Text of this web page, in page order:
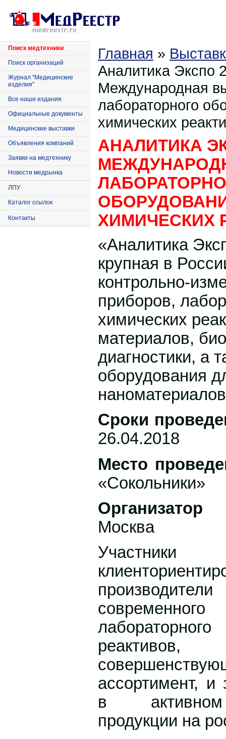
Поиск медтехники
Поиск организаций
Журнал "Медицинские
изделия"
Все наши издания
Официальные документы
Медицинские выставки
Объявления компаний
Заявки на медтехнику
Новости медрынка
ЛПУ
Каталог ссылок
Контакты
Главная »
Аналитика Экспо
Международная
лабораторного
химических
АНАЛИТИКА
ХИМИЧЕСКИХ
«Аналитика
крупная в
контрольно-
приборов,
химических
материалов,
диагностики, а
оборудования
Сроки
26.04.2018
Место
«Сокольники»
Организатор
Москва
ассортимент, и
в
продукции на